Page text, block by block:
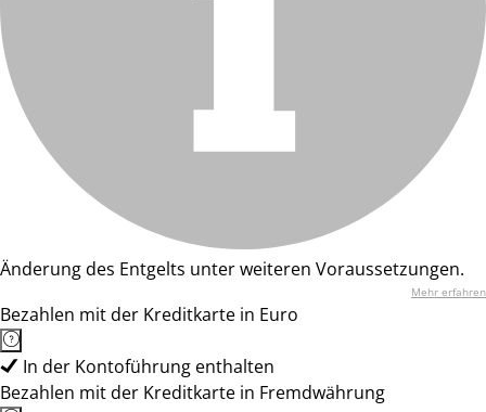
Änderung des Entgelts unter weiteren Voraussetzungen.
Mehr erfahren
Bezahlen mit der Kreditkarte in Euro
In der Kontoführung enthalten
Bezahlen mit der Kreditkarte in Fremdwährung